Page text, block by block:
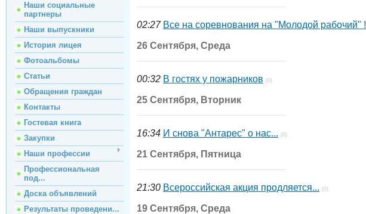
Наши социальные
партнеры
Наши выпускники
История лицея
Фотоальбомы
Статьи
Обращения граждан
Контакты
Гостевая книга
Закупки
Наши профессии
Профессиональная
под...
Доска объявлений
Результаты проведени...
02:27 Все на соревнования на "Молодой рабочий" !
26 Сентября, Среда
00:32 В гостях у пожарников (0)
25 Сентября, Вторник
16:34 И снова "Антарес" о нас... (0)
21 Сентября, Пятница
21:30 Всероссийская акция продляется... (0)
19 Сентября, Среда